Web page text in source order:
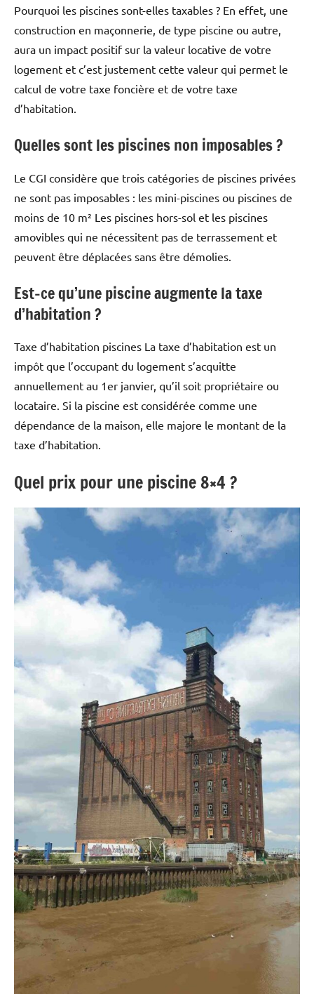
Pourquoi les piscines sont-elles taxables ? En effet, une
construction en maçonnerie, de type piscine ou autre,
aura un impact positif sur la valeur locative de votre
logement et c’est justement cette valeur qui permet le
calcul de votre taxe foncière et de votre taxe
d’habitation.
Quelles sont les piscines non imposables ?
Le CGI considère que trois catégories de piscines privées
ne sont pas imposables : les mini-piscines ou piscines de
moins de 10 m² Les piscines hors-sol et les piscines
amovibles qui ne nécessitent pas de terrassement et
peuvent être déplacées sans être démolies.
Est-ce qu’une piscine augmente la taxe
d’habitation ?
Taxe d’habitation piscines La taxe d’habitation est un
impôt que l’occupant du logement s’acquitte
annuellement au 1er janvier, qu’il soit propriétaire ou
locataire. Si la piscine est considérée comme une
dépendance de la maison, elle majore le montant de la
taxe d’habitation.
Quel prix pour une piscine 8×4 ?